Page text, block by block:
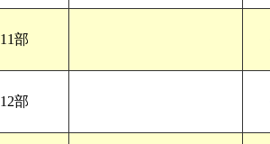
11部
12部